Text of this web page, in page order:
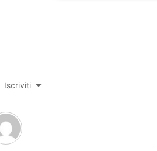
Iscriviti